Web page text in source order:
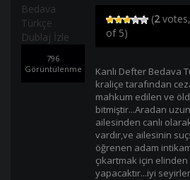
796
Görüntülenme
(2
of 5)
Kanlı Defter Bedava
kraliçe tarafından
mahkum edilen ve
bitmiştir...Aradan
ailesinden canlı
vardır,ve ailesinin
öğrenen adam
çıkartmak için
yapacaktır...iyi